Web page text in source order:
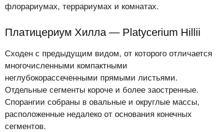
флорариумах, террариумах и комнатах.
Платицериум Хилла — Platycerium Hillii
Сходен с предыдущим видом, от которого отличается
многочисленными компактными
неглубокорассеченными прямыми листьями.
Отдельные сегменты короче и более заостренные.
Спорангии собраны в овальные и округлые массы,
расположенные недалеко от основания конечных
сегментов.